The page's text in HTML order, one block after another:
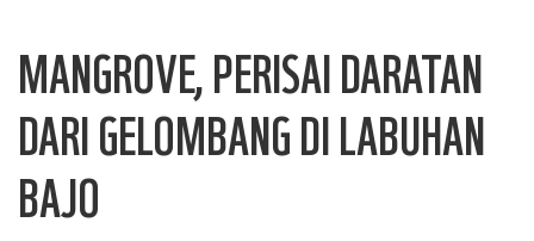
MANGROVE, PERISAI DARATAN
DARI GELOMBANG DI LABUHAN
BAJO